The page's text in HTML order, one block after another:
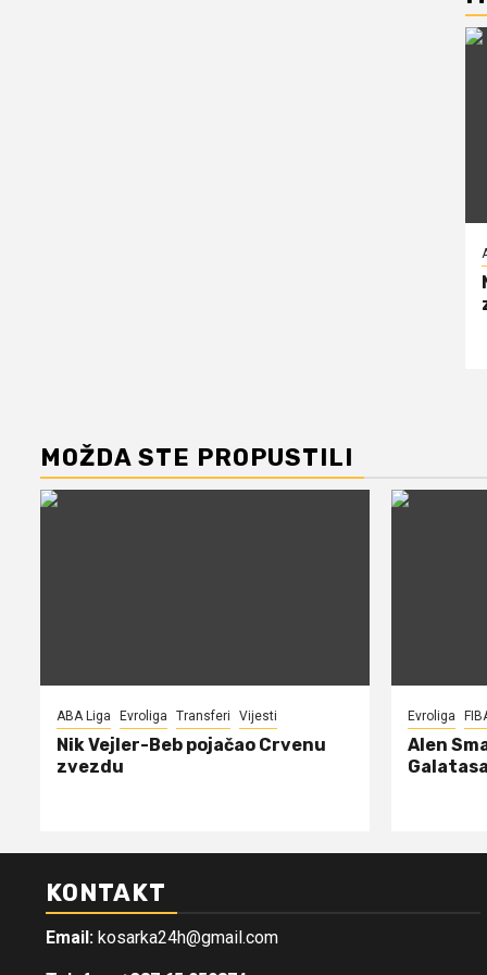
MOŽDA STE PROPUSTILI
ABA Liga Evroliga Transferi Vijesti
Nik Vejler-Beb pojačao Crvenu
zvezdu
Evroliga
Alen
KONTAKT
Email: kosarka24h@gmail.com